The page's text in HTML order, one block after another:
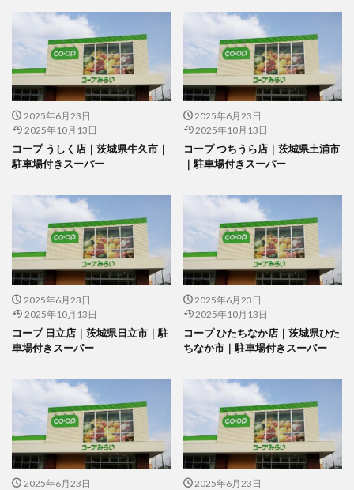
2025年6月23日
2025年10月13日
コープ うしく店｜茨城県牛久市｜
駐車場付きスーパー
2025年6月23日
2025年10月13日
コープ つちうら店｜茨城県土浦市
｜駐車場付きスーパー
2025年6月23日
2025年10月13日
コープ 日立店｜茨城県日立市｜駐
車場付きスーパー
2025年6月23日
2025年10月13日
コープ ひたちなか店｜茨城県ひた
ちなか市｜駐車場付きスーパー
2025年6月23日
2025年6月23日